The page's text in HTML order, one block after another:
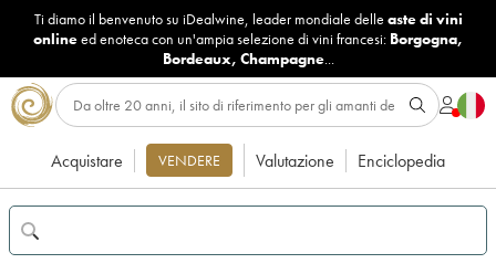
Ti diamo il benvenuto su iDealwine, leader mondiale delle aste di vini
onlineed enoteca con un'ampia selezione di vini francesi: Borgogna,
Bordeaux, Champagne...
Acquistare VENDERE Valutazione Enciclopedia